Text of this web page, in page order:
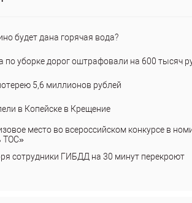
будет дана горячая вода?
по уборке дорог оштрафовали на 600 тысяч
5,6 миллионов рублей
в Копейске в Крещение
место во всероссийском конкурсе в
ТОС»
сотрудники ГИБДД на 30 минут перекроют